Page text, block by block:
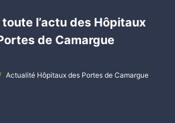
l’actu des Hôpitaux
de Camargue
Actualité Hôpitaux des Portes de Camargue